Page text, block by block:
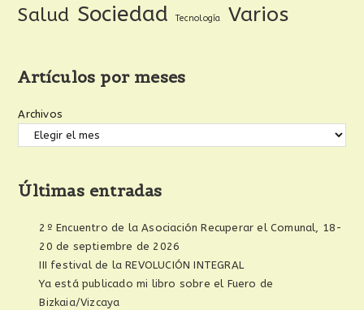
Salud Sociedad Tecnología Varios
Artículos por meses
Archivos
Últimas entradas
2º Encuentro de la Asociación Recuperar el Comunal, 18-
20 de septiembre de 2026
III festival de la REVOLUCIÓN INTEGRAL
Ya está publicado mi libro sobre el Fuero de
Bizkaia/Vizcaya